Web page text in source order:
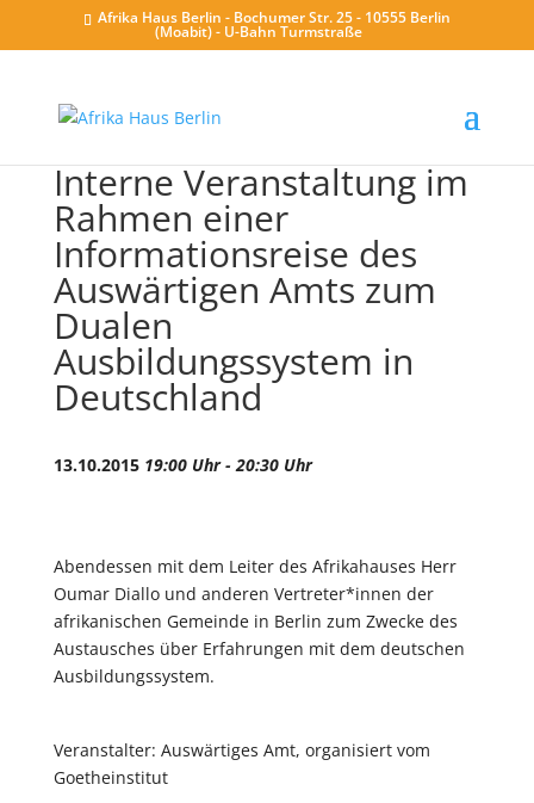
Afrika Haus Berlin - Bochumer Str. 25 - 10555 Berlin
(Moabit) - U-Bahn Turmstraße
Interne Veranstaltung im
Rahmen einer
Informationsreise des
Auswärtigen Amts zum
Dualen
Ausbildungssystem in
Deutschland
13.10.2015 19:00 Uhr - 20:30 Uhr
Abendessen mit dem Leiter des Afrikahauses Herr
Oumar Diallo und anderen Vertreter*innen der
afrikanischen Gemeinde in Berlin zum Zwecke des
Austausches über Erfahrungen mit dem deutschen
Ausbildungssystem.
Veranstalter: Auswärtiges Amt, organisiert vom
Goetheinstitut